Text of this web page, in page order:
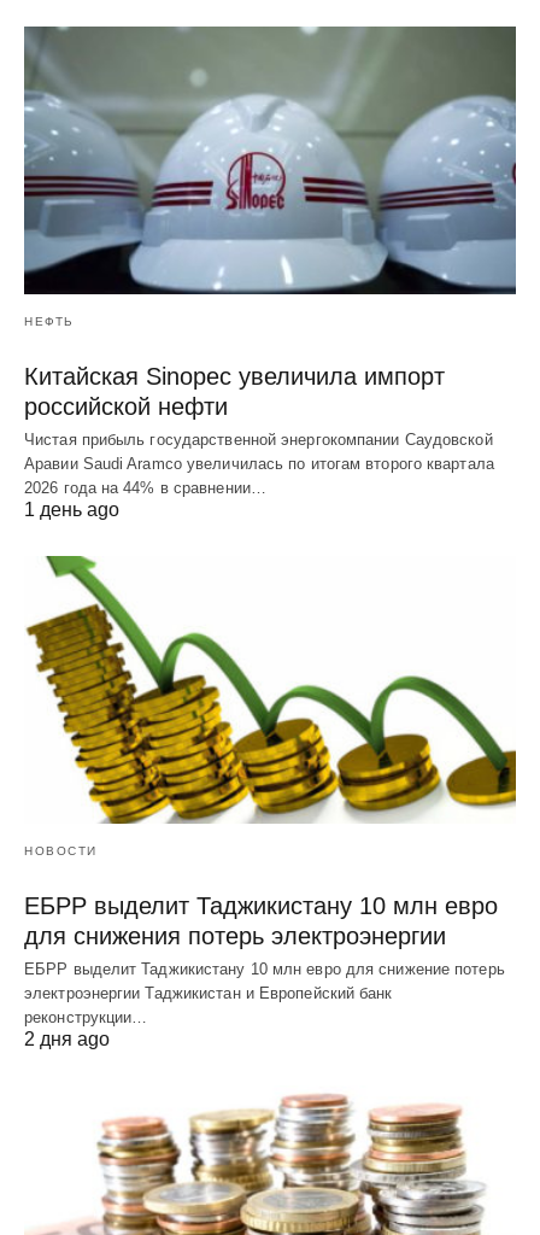
НЕФТЬ
Китайская Sinopec увеличила импорт
российской нефти
Чистая прибыль государственной энергокомпании Саудовской
Аравии Saudi Aramco увеличилась по итогам второго квартала
2026 года на 44% в сравнении…
1 день ago
НОВОСТИ
ЕБРР выделит Таджикистану 10 млн евро
для снижения потерь электроэнергии
ЕБРР выделит Таджикистану 10 млн евро для снижение потерь
электроэнергии Таджикистан и Европейский банк
реконструкции…
2 дня ago